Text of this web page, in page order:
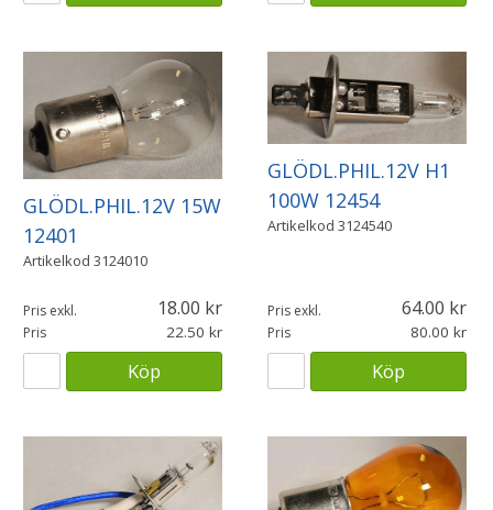
GLÖDL.PHIL.12V 15W
12401
Artikelkod 3124010
Pris exkl. 18.00
Pris 22.50
Köp
GLÖDL.PHIL.12V H1
100W 12454
Artikelkod 3124540
Pris exkl. 64.00
Pris 80.00
Köp